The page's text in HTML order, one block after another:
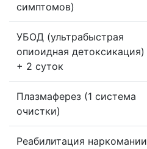
симптомов)
УБОД (ультрабыстрая
опиоидная детоксикация)
+ 2 суток
Плазмаферез (1 система
очистки)
Реабилитация наркомании